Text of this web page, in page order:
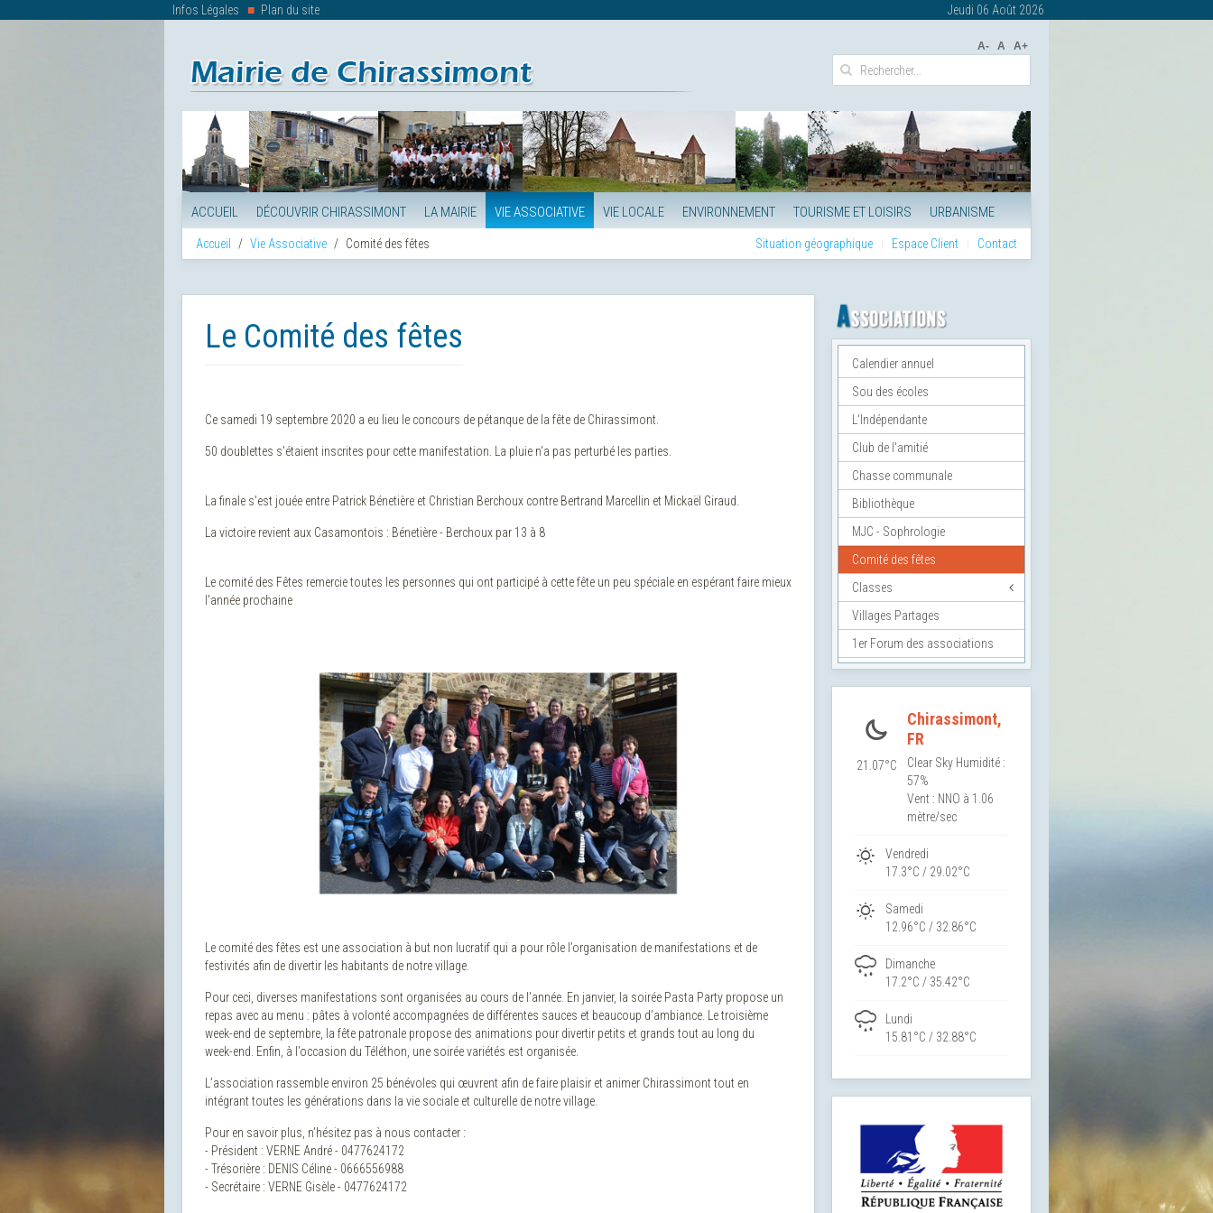
Infos Légales Plan du site Jeudi 06 Août 2026
A- A A+
ACCUEIL DÉCOUVRIR CHIRASSIMONT LA MAIRIE VIE ASSOCIATIVE VIE LOCALE ENVIRONNEMENT TOURISME ET LOISIRS URBANISME
Accueil Vie Associative Comité des fêtes Situation géographique Espace Client Contact
Le Comité des fêtes
Ce samedi 19 septembre 2020 a eu lieu le concours de pétanque de la fête de Chirassimont.
50 doublettes s'étaient inscrites pour cette manifestation. La pluie n'a pas perturbé les parties.
La finale s'est jouée entre Patrick Bénetière et Christian Berchoux contre Bertrand Marcellin et Mickaël Giraud.
La victoire revient aux Casamontois : Bénetière - Berchoux par 13 à 8
Le comité des Fêtes remercie toutes les personnes qui ont participé à cette fête un peu spéciale en espérant faire mieux
l'année prochaine
Le comité des fêtes est une association à but non lucratif qui a pour rôle l’organisation de manifestations et de
festivités afin de divertir les habitants de notre village.
Pour ceci, diverses manifestations sont organisées au cours de l’année. En janvier, la soirée Pasta Party propose un
repas avec au menu : pâtes à volonté accompagnées de différentes sauces et beaucoup d’ambiance. Le troisième
week-end de septembre, la fête patronale propose des animations pour divertir petits et grands tout au long du
week-end. Enfin, à l’occasion du Téléthon, une soirée variétés est organisée.
L’association rassemble environ 25 bénévoles qui œuvrent afin de faire plaisir et animer Chirassimont tout en
intégrant toutes les générations dans la vie sociale et culturelle de notre village.
Pour en savoir plus, n’hésitez pas à nous contacter :
- Président : VERNE André - 0477624172
- Trésorière : DENIS Céline - 0666556988
- Secrétaire : VERNE Gisèle - 0477624172
Calendier annuel
Sou des écoles
L'Indépendante
Club de l'amitié
Chasse communale
Bibliothèque
MJC - Sophrologie
Comité des fêtes
Classes
Villages Partages
1er Forum des associations
21.07°C
Chirassimont,
FR
Clear Sky Humidité :
57%
Vent : NNO à 1.06
mètre/sec
Vendredi
17.3°C / 29.02°C
Samedi
12.96°C / 32.86°C
Dimanche
17.2°C / 35.42°C
Lundi
15.81°C / 32.88°C